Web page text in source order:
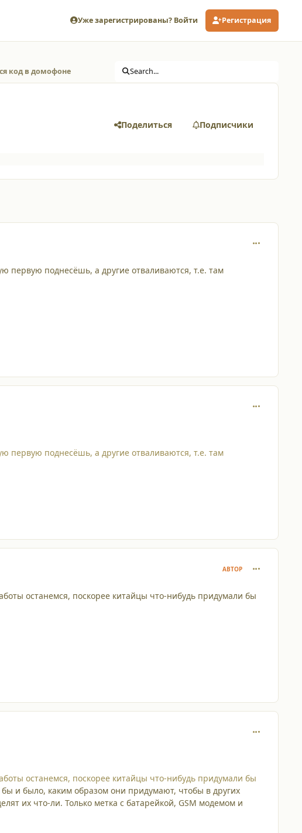
Уже зарегистрированы? Войти Регистрация
код в домофоне Search...
Поделиться Подписчики
первую поднесёшь, а другие отваливаются, т.е. там
первую поднесёшь, а другие отваливаются, т.е. там
АВТОР
останемся, поскорее китайцы что-нибудь придумали бы
останемся, поскорее китайцы что-нибудь придумали бы
и было, каким образом они придумают, чтобы в других
их что-ли. Только метка с батарейкой, GSM модемом и